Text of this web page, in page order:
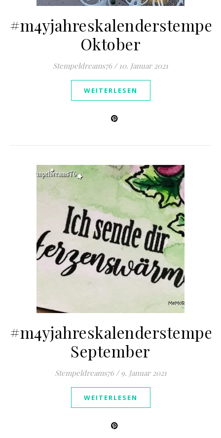
Oktober
Stempeldreams76 / 10. Januar 2021
WEITERLESEN
September
Stempeldreams76 / 9. Januar 2021
WEITERLESEN